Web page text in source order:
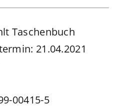
Taschenbuch
21.04.2021
00415-5